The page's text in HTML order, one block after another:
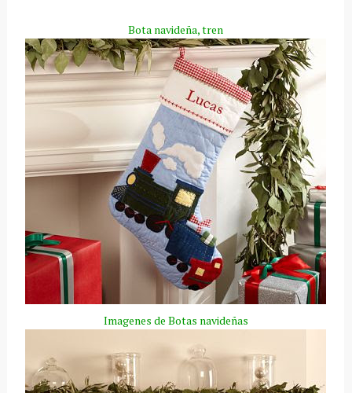
Bota navideña, tren
Imagenes de Botas navideñas